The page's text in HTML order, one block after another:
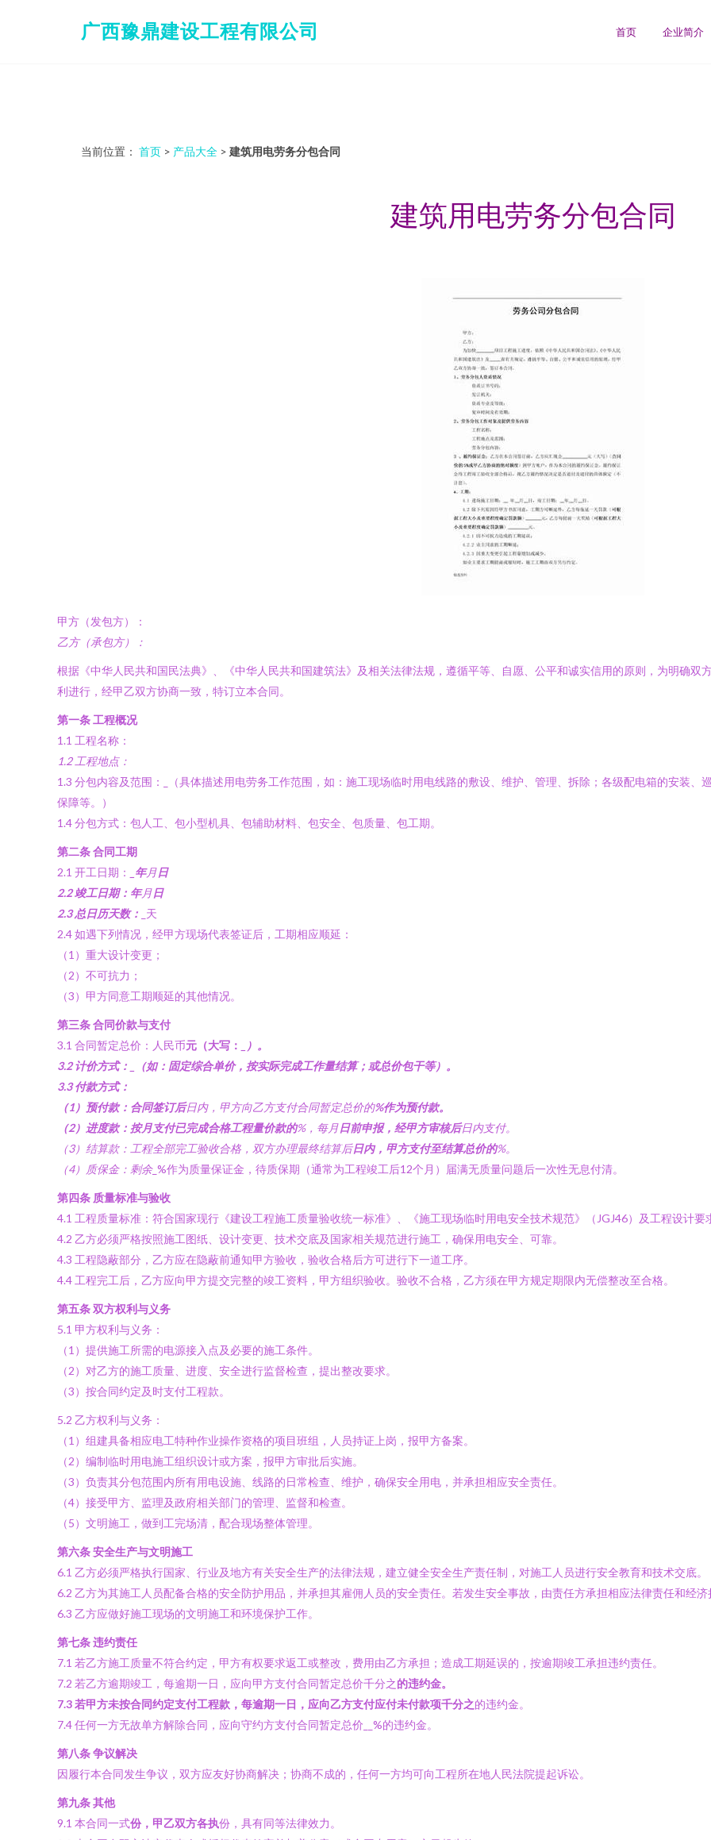
广西豫鼎建设工程有限公司 首页 企业简介
当前位置： 首页 > 产品大全 > 建筑用电劳务分包合同
建筑用电劳务分包合同
甲方（发包方）：
乙方（承包方）：
根据《中华人民共和国民法典》、《中华人民共和国建筑法》及相关法律法规，遵循平等、自愿、公平和诚实信用的原则，为明确双
利进行，经甲乙双方协商一致，特订立本合同。
第一条 工程概况
1.1 工程名称：
1.2 工程地点：
1.3 分包内容及范围：
_（具体描述用电劳务工作范围，如：施工现场临时用电线路的敷设、维护、管理、拆除；各级配电箱的安装
保障等。）
1.4 分包方式：包人工、包小型机具、包辅助材料、包安全、包质量、包工期。
第二条 合同工期
2.1 开工日期：
_年月日
2.2 竣工日期： 年月日
2.3 总日历天数：
_天
2.4 如遇下列情况，经甲方现场代表签证后，工期相应顺延：
（1）重大设计变更；
（2）不可抗力；
（3）甲方同意工期顺延的其他情况。
第三条 合同价款与支付
3.1 合同暂定总价：人民币元（大写：
_）。
3.2 计价方式：
_（如：固定综合单价，按实际完成工作量结算；或总价包干等）。
3.3 付款方式：
（1）预付款：合同签订后日内，甲方向乙方支付合同暂定总价的%作为预付款。
（2）进度款：按月支付已完成合格工程量价款的%，每月日前申报，经甲方审核后日内支付。
（3）结算款：工程全部完工验收合格，双方办理最终结算后日内，甲方支付至结算总价的%。
（4）质保金：剩余_%作为质量保证金，待质保期（通常为工程竣工后12个月）届满无质量问题后一次性无息付清。
第四条 质量标准与验收
4.1 工程质量标准：符合国家现行《建设工程施工质量验收统一标准》、《施工现场临时用电安全技术规范》（JGJ46）及工程设计要
4.2 乙方必须严格按照施工图纸、设计变更、技术交底及国家相关规范进行施工，确保用电安全、可靠。
4.3 工程隐蔽部分，乙方应在隐蔽前通知甲方验收，验收合格后方可进行下一道工序。
4.4 工程完工后，乙方应向甲方提交完整的竣工资料，甲方组织验收。验收不合格，乙方须在甲方规定期限内无偿整改至合格。
第五条 双方权利与义务
5.1 甲方权利与义务：
（1）提供施工所需的电源接入点及必要的施工条件。
（2）对乙方的施工质量、进度、安全进行监督检查，提出整改要求。
（3）按合同约定及时支付工程款。
5.2 乙方权利与义务：
（1）组建具备相应电工特种作业操作资格的项目班组，人员持证上岗，报甲方备案。
（2）编制临时用电施工组织设计或方案，报甲方审批后实施。
（3）负责其分包范围内所有用电设施、线路的日常检查、维护，确保安全用电，并承担相应安全责任。
（4）接受甲方、监理及政府相关部门的管理、监督和检查。
（5）文明施工，做到工完场清，配合现场整体管理。
第六条 安全生产与文明施工
6.1 乙方必须严格执行国家、行业及地方有关安全生产的法律法规，建立健全安全生产责任制，对施工人员进行安全教育和技术交底。
6.2 乙方为其施工人员配备合格的安全防护用品，并承担其雇佣人员的安全责任。若发生安全事故，由责任方承担相应法律责任和经济
6.3 乙方应做好施工现场的文明施工和环境保护工作。
第七条 违约责任
7.1 若乙方施工质量不符合约定，甲方有权要求返工或整改，费用由乙方承担；造成工期延误的，按逾期竣工承担违约责任。
7.2 若乙方逾期竣工，每逾期一日，应向甲方支付合同暂定总价千分之的违约金。
7.3 若甲方未按合同约定支付工程款，每逾期一日，应向乙方支付应付未付款项千分之的违约金。
7.4 任何一方无故单方解除合同，应向守约方支付合同暂定总价__%的违约金。
第八条 争议解决
因履行本合同发生争议，双方应友好协商解决；协商不成的，任何一方均可向工程所在地人民法院提起诉讼。
第九条 其他
9.1 本合同一式份，甲乙双方各执份，具有同等法律效力。